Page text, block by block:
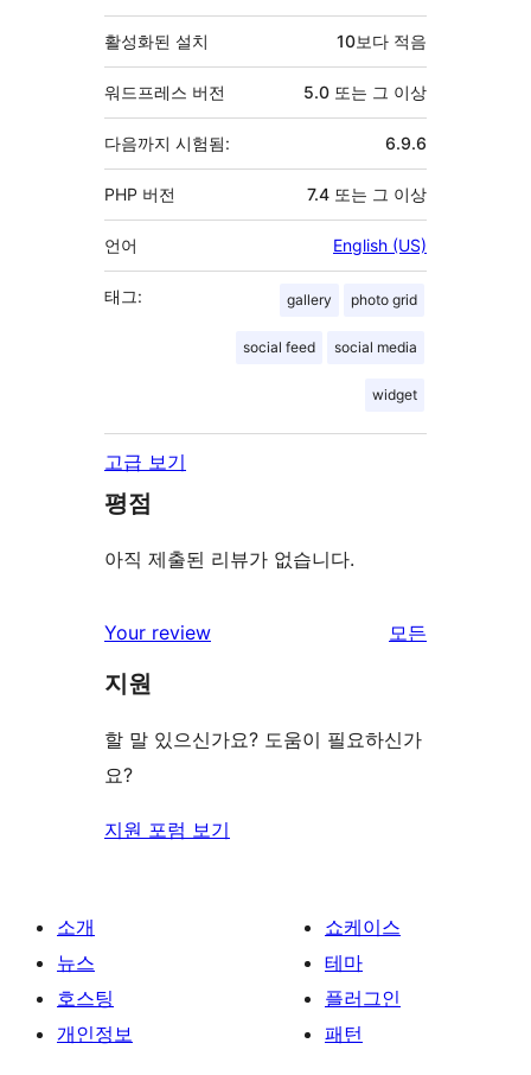
활성화된 설치 10보다 적음
워드프레스 버전 5.0 또는 그 이상
다음까지 시험됨: 6.9.6
PHP 버전 7.4 또는 그 이상
언어 English (US)
태그: gallery photo grid
social feed social media
widget
고급 보기
평점
아직 제출된 리뷰가 없습니다.
Your review
모든
보
지원
할 말 있으신가요? 도움이 필요하신가
요?
지원 포럼 보기
소개
뉴스
호스팅
개인정보
쇼케이스
테마
플러그인
패턴